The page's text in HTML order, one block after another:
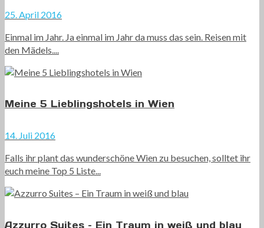
25. April 2016
Einmal im Jahr. Ja einmal im Jahr da muss das sein. Reisen mit
den Mädels....
Meine 5 Lieblingshotels in Wien
14. Juli 2016
Falls ihr plant das wunderschöne Wien zu besuchen, solltet ihr
euch meine Top 5 Liste...
Azzurro Suites – Ein Traum in weiß und blau